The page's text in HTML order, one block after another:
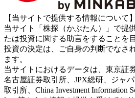
【当サイトで提供する情報について】
当サイト「株探（かぶたん）」で提
たは投資に関する助言をすることを
投資の決定は、ご自身の判断でなさ
ます。
当サイトにおけるデータは、東京証
名古屋証券取引所、JPX総研、ジャ
取引所、China Investment Information